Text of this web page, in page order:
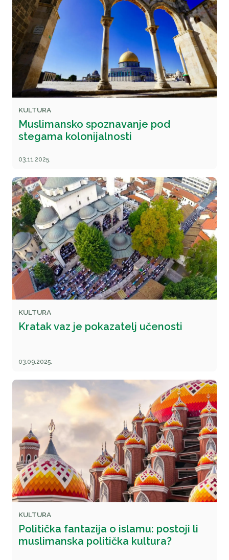
KULTURA
Muslimansko spoznavanje pod
stegama kolonijalnosti
03.11.2025.
KULTURA
Kratak vaz je pokazatelj učenosti
03.09.2025.
KULTURA
Politička fantazija o islamu: postoji li
muslimanska politička kultura?